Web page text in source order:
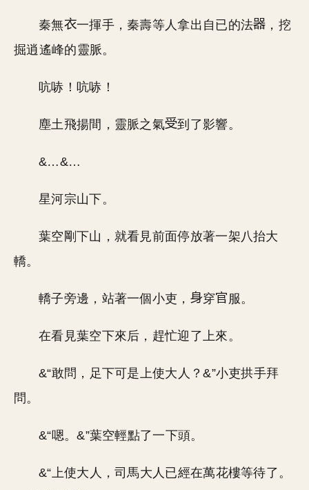
秦無 一揮手，秦壽等人拿出自已的法
，挖
掘逍遙峰的靈脈。
吭哧！吭哧！
塵土飛揚間，靈脈之氣 到了影響。
&…&…
星河宗山下。
葉空剛下山，就看見前面停放著一架八抬大
轎。
轎子旁邊，站著一個小吏， 穿 服。
在看見葉空下來后，趕忙迎了上來。
&“敢問，足下可是上使大人？&”小吏拱手拜
問。
&“嗯。&”葉空輕點了一下頭。
&“上使大人，司馬大人已經在萬花樓等待了。